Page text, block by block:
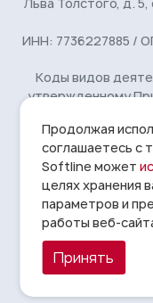
ИНН: 7736227885 /
Коды видов
утвержденному
© 1993 - 2026
Информация,
справочный и
для личных,
осуществлением
ориентирована на
Продолжая
соглашаетесь с
Softline может
целях хранения
параметров и
работы веб-
Принять